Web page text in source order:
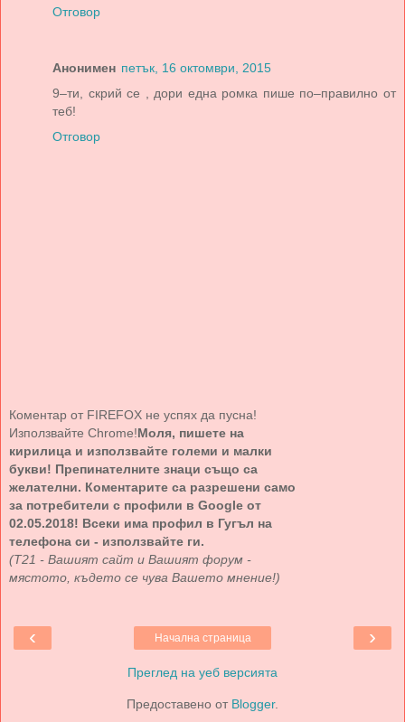
Отговор
Анонимен петък, 16 октомври, 2015
9–ти, скрий се , дори една ромка пише по–правилно от
теб!
Отговор
Коментар от FIREFOX не успях да пусна!
Използвайте Chrome!Моля, пишете на
кирилица и използвайте големи и малки
букви! Препинателните знаци също са
желателни. Коментарите са разрешени само
за потребители с профили в Google от
02.05.2018! Всеки има профил в Гугъл на
телефона си - използвайте ги.
(Т21 - Вашият сайт и Вашият форум -
мястото, където се чува Вашето мнение!)
‹ ›
Начална страница
Преглед на уеб версията
Предоставено от Blogger.